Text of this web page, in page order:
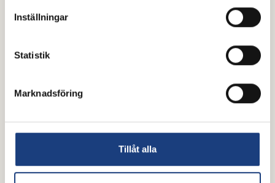
Inställningar
Statistik
Marknadsföring
Tillåt alla
Vill du lära dig mer om vad partierna tycker inför
15 frågor om hästsport, landsbygdsutveckling och
Pressmeddelande